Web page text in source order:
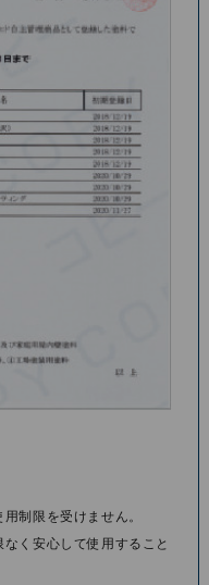
限を受けません。
く安⼼して使⽤すること